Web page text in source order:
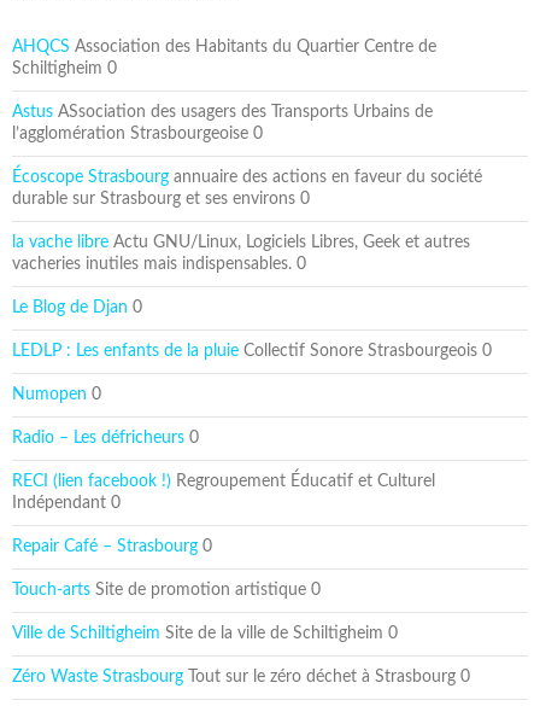
AHQCS Association des Habitants du Quartier Centre de
Schiltigheim 0
Astus ASsociation des usagers des Transports Urbains de
l’agglomération Strasbourgeoise 0
Écoscope Strasbourg annuaire des actions en faveur du société
durable sur Strasbourg et ses environs 0
la vache libre Actu GNU/Linux, Logiciels Libres, Geek et autres
vacheries inutiles mais indispensables. 0
Le Blog de Djan 0
LEDLP : Les enfants de la pluie Collectif Sonore Strasbourgeois 0
Numopen 0
Radio – Les défricheurs 0
RECI (lien facebook !) Regroupement Éducatif et Culturel
Indépendant 0
Repair Café – Strasbourg 0
Touch-arts Site de promotion artistique 0
Ville de Schiltigheim Site de la ville de Schiltigheim 0
Zéro Waste Strasbourg Tout sur le zéro déchet à Strasbourg 0